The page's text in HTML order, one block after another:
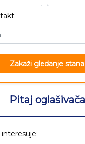
Zakaži gledanje stana
Pitaj oglašivača